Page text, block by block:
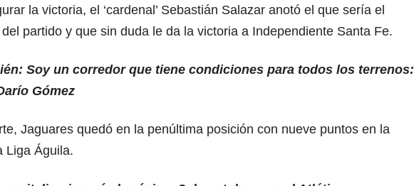
la victoria, el ‘cardenal’ Sebastián Salazar anotó el que sería el
partido y que sin duda le da la victoria a Independiente Santa Fe.
Soy un corredor que tiene condiciones para todos los terrenos:
Gómez
Jaguares quedó en la penúltima posición con nueve puntos en la
Liga Águila.